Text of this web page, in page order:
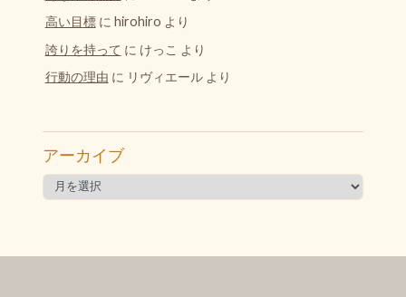
高い目標に hirohiro より
誇りを持って に けっこ より
行動の理由 に リヴィエールより
アーカイブ